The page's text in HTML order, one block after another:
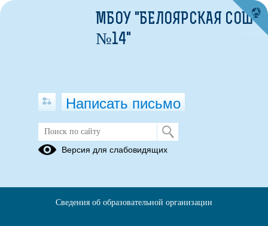
Турслет
МБОУ "БЕЛОЯРСКАЯ СОШ
№14"
Написать письмо
Версия для слабовидящих
Сведения об образовательной организации